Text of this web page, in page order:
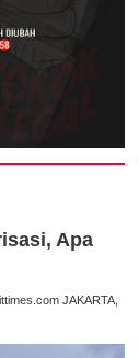
Apa
JAKARTA,